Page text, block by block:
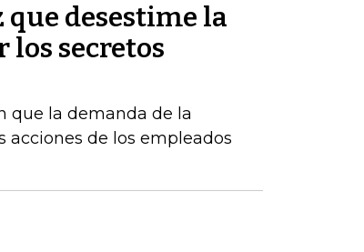
desestime la
los secretos
que la demanda de la
acciones de los empleados